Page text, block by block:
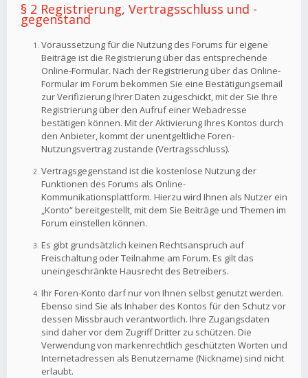
§ 2 Registrierung, Vertragsschluss und -
gegenstand
Voraussetzung für die Nutzung des Forums für eigene
Beiträge ist die Registrierung über das entsprechende
Online-Formular. Nach der Registrierung über das Online-
Formular im Forum bekommen Sie eine Bestätigungsemail
zur Verifizierung Ihrer Daten zugeschickt, mit der Sie Ihre
Registrierung über den Aufruf einer Webadresse
bestätigen können. Mit der Aktivierung Ihres Kontos durch
den Anbieter, kommt der unentgeltliche Foren-
Nutzungsvertrag zustande (Vertragsschluss).
Vertragsgegenstand ist die kostenlose Nutzung der
Funktionen des Forums als Online-
Kommunikationsplattform. Hierzu wird Ihnen als Nutzer ein
„Konto“ bereitgestellt, mit dem Sie Beiträge und Themen im
Forum einstellen können.
Es gibt grundsätzlich keinen Rechtsanspruch auf
Freischaltung oder Teilnahme am Forum. Es gilt das
uneingeschränkte Hausrecht des Betreibers.
Ihr Foren-Konto darf nur von Ihnen selbst genutzt werden.
Ebenso sind Sie als Inhaber des Kontos für den Schutz vor
dessen Missbrauch verantwortlich. Ihre Zugangsdaten
sind daher vor dem Zugriff Dritter zu schützen. Die
Verwendung von markenrechtlich geschützten Worten und
Internetadressen als Benutzername (Nickname) sind nicht
erlaubt.